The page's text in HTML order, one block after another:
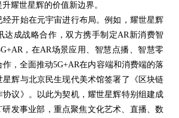
耀世星辉的价值新边界。
经开始在元宇宙进行布局。例如，耀世星辉
达成战略合作，双方携手制定AR新消费智
，在AR场景应用、智慧点播、智慧零
作，全面推动5G+AR在内容端和消费端的落
星辉与北京民生现代美术馆签署了《区块链
协议》。以此为契机，耀世星辉特别组建成
研发事业部，重点聚焦文化艺术、直播、数